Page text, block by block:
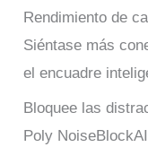
Rendimiento de
Siéntase más
el encuadre
Bloquee las
Poly